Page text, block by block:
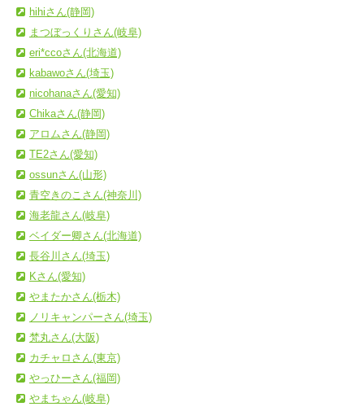
hihiさん(静岡)
まつぼっくりさん(岐阜)
eri*ccoさん(北海道)
kabawoさん(埼玉)
nicohanaさん(愛知)
Chikaさん(静岡)
アロムさん(静岡)
TE2さん(愛知)
ossunさん(山形)
青空きのこさん(神奈川)
海老龍さん(岐阜)
ベイダー卿さん(北海道)
長谷川さん(埼玉)
Kさん(愛知)
やまたかさん(栃木)
ノリキャンパーさん(埼玉)
梵丸さん(大阪)
カチャロさん(東京)
やっひーさん(福岡)
やまちゃん(岐阜)